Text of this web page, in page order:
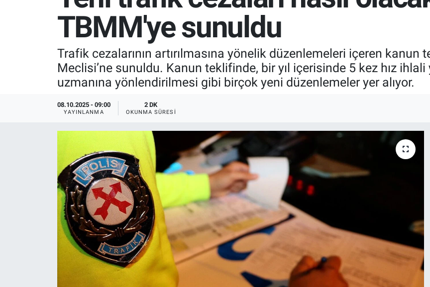
TBMM'ye sunuldu
Trafik cezalarının artırılmasına yönelik düzenlemeleri içeren
Meclisi’ne sunuldu. Kanun teklifinde, bir yıl içerisinde 5 kez hız
uzmanına yönlendirilmesi gibi birçok yeni düzenlemeler yer alıyor.
08.10.2025 - 09:00
YAYINLANMA
2 DK
OKUNMA SÜRESI